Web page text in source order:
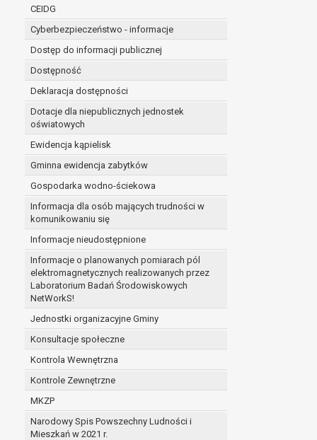
CEIDG
Cyberbezpieczeństwo - informacje
Dostęp do informacji publicznej
Dostępność
Deklaracja dostępności
Dotacje dla niepublicznych jednostek
oświatowych
Ewidencja kąpielisk
Gminna ewidencja zabytków
Gospodarka wodno-ściekowa
Informacja dla osób mających trudności w
komunikowaniu się
Informacje nieudostępnione
Informacje o planowanych pomiarach pól
elektromagnetycznych realizowanych przez
Laboratorium Badań Środowiskowych
NetWorkS!
Jednostki organizacyjne Gminy
Konsultacje społeczne
Kontrola Wewnętrzna
Kontrole Zewnętrzne
MKZP
Narodowy Spis Powszechny Ludności i
Mieszkań w 2021 r.
administratorowi bądź
niezbędność przetwarzania do celów
Z przyczyn związanych z Pani/Pana
on istnienie ważnych prawnie uzasadnionych
ustalenia, dochodzenia lub obrony roszczeń.
W przypadku gdy przetwarzanie danych osobowych
prawo do cofnięcia tej zgody w dowolnym momencie.
Przysługuje Pani/Panu prawo wniesienia skargi do
Organem właściwym do wniesienia skargi jest Prezes
W zależności od sfery, w której przetwarzane są
Pani/Pana dane nie będą poddawane